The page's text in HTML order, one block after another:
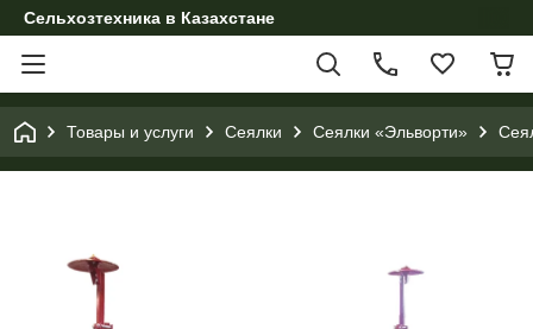
Сельхозтехника в Казахстане
Товары и услуги Сеялки Сеялки «Эльворти»